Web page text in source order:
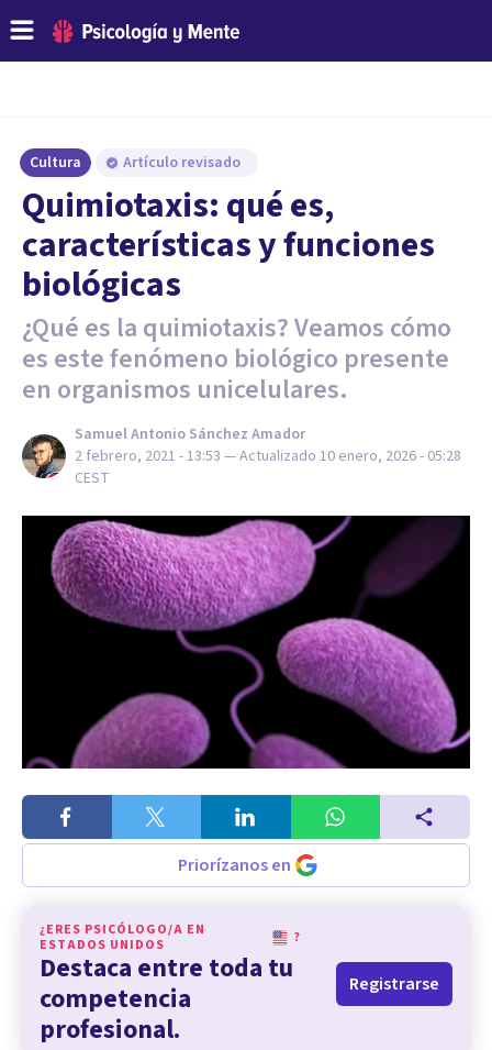
Cultura Artículo revisado
Quimiotaxis: qué es,
características y funciones
biológicas
¿Qué es la quimiotaxis? Veamos cómo
es este fenómeno biológico presente
en organismos unicelulares.
Samuel Antonio Sánchez Amador
2 febrero, 2021 - 13:53 — Actualizado 10 enero, 2026 - 05:28
CEST
Priorízanos en
¿ERES PSICÓLOGO/A EN
ESTADOS UNIDOS
?
Destaca entre toda tu
competencia
profesional.
Registrarse